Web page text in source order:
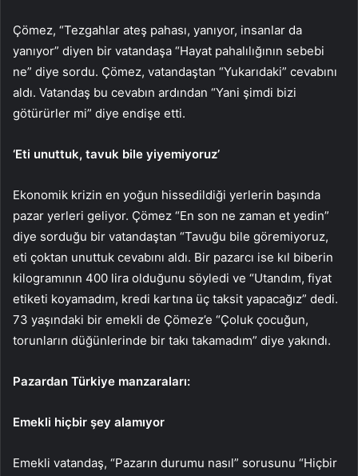
Çömez, “Tezgahlar ateş pahası, yanıyor, insanlar da
yanıyor” diyen bir vatandaşa “Hayat pahalılığının sebebi
ne” diye sordu. Çömez, vatandaştan “Yukarıdaki” cevabını
aldı. Vatandaş bu cevabın ardından “Yani şimdi bizi
götürürler mi” diye endişe etti.
‘Eti unuttuk, tavuk bile yiyemiyoruz’
Ekonomik krizin en yoğun hissedildiği yerlerin başında
pazar yerleri geliyor. Çömez “En son ne zaman et yedin”
diye sorduğu bir vatandaştan “Tavuğu bile göremiyoruz,
eti çoktan unuttuk cevabını aldı. Bir pazarcı ise kıl biberin
kilogramının 400 lira olduğunu söyledi ve “Utandım, fiyat
etiketi koyamadım, kredi kartına üç taksit yapacağız” dedi.
73 yaşındaki bir emekli de Çömez’e “Çoluk çocuğun,
torunların düğünlerinde bir takı takamadım” diye yakındı.
Pazardan Türkiye manzaraları:
Emekli hiçbir şey alamıyor
Emekli vatandaş, “Pazarın durumu nasıl” sorusunu “Hiçbir